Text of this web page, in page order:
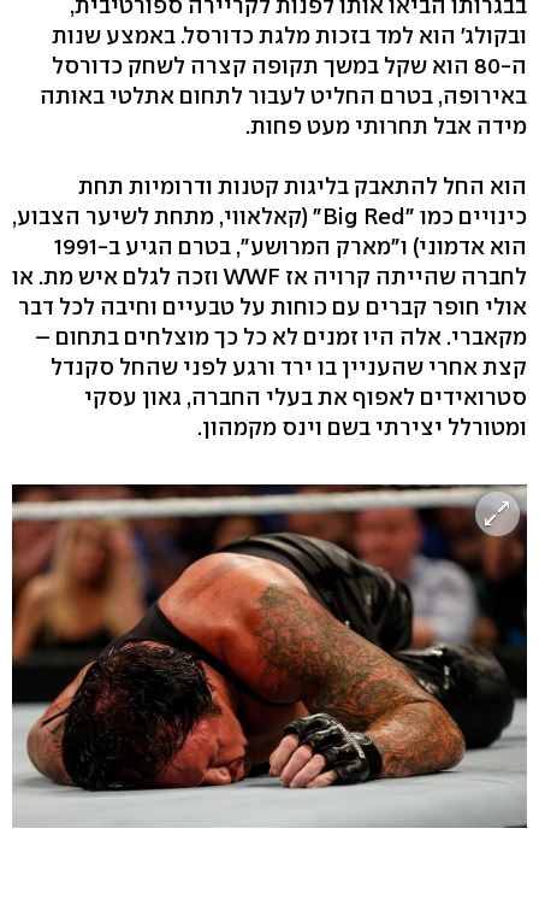
ובקולג' הוא למד בזכות מלגת כדורסל. באמצע שנות
ה-80 הוא שקל במשך תקופה קצרה לשחק כדורסל
באירופה, בטרם החליט לעבור לתחום אתלטי באותה
מידה אבל תחרותי מעט פחות.
הוא החל להתאבק בליגות קטנות ודרומיות תחת
כינויים כמו "Big Red" (קאלאווי, מתחת לשיער הצבוע,
הוא אדמוני) ו"מארק המרושע", בטרם הגיע ב-1991
לחברה שהייתה קרויה אז WWF וזכה לגלם איש מת. או
אולי חופר קברים עם כוחות על טבעיים וחיבה לכל דבר
מקאברי. אלה היו זמנים לא כל כך מוצלחים בתחום –
קצת אחרי שהעניין בו ירד ורגע לפני שהחל סקנדל
סטרואידים לאפוף את בעלי החברה, גאון עסקי
ומטורלל יצירתי בשם וינס מקמהון.